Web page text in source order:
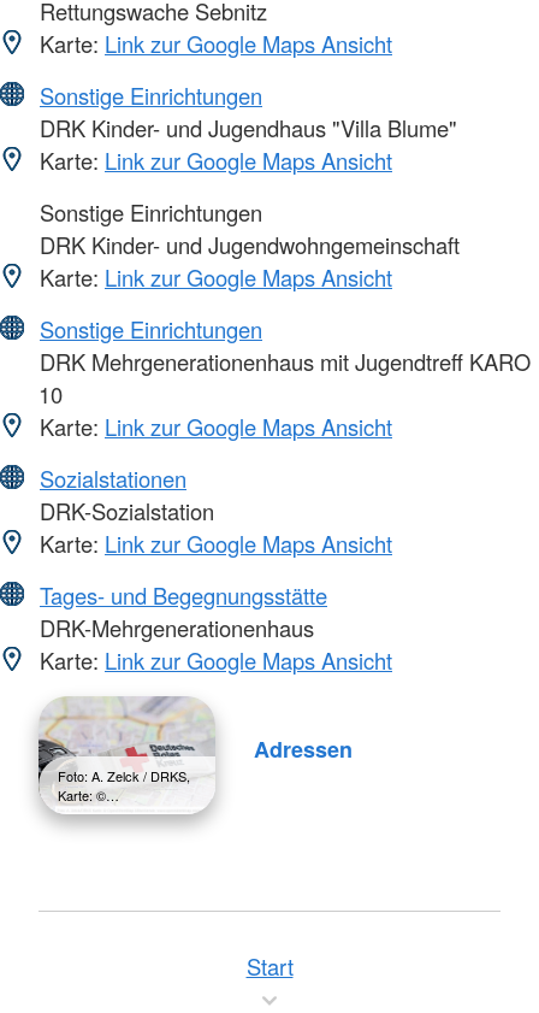
Rettungswache Sebnitz
Karte: Link zur Google Maps Ansicht
Sonstige Einrichtungen
DRK Kinder- und Jugendhaus "Villa Blume"
Karte: Link zur Google Maps Ansicht
Sonstige Einrichtungen
DRK Kinder- und Jugendwohngemeinschaft
Karte: Link zur Google Maps Ansicht
Sonstige Einrichtungen
DRK Mehrgenerationenhaus mit Jugendtreff KARO
10
Karte: Link zur Google Maps Ansicht
Sozialstationen
DRK-Sozialstation
Karte: Link zur Google Maps Ansicht
Tages- und Begegnungsstätte
DRK-Mehrgenerationenhaus
Karte: Link zur Google Maps Ansicht
Foto: A. Zelck / DRKS,
Karte: ©…
Adressen
Start